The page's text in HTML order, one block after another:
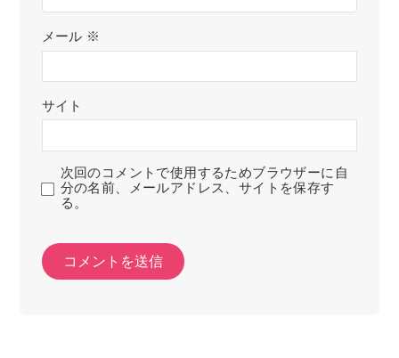
メール ※
サイト
次回のコメントで使用するためブラウザーに自
分の名前、メールアドレス、サイトを保存す
る。